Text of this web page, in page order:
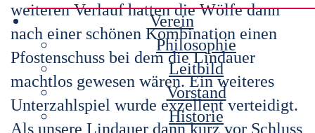
Verein
Philosophie
Leitbild
Vorstand
Historie
weiteren Verlauf hatten die Wölfe dann
nach einer schönen Kombination einen
Pfostenschuss bei dem die Lindauer
machtlos gewesen wären. Ein weiteres
Unterzahlspiel wurde exzellent verteidigt.
Als unsere Lindauer dann kurz vor Schluss